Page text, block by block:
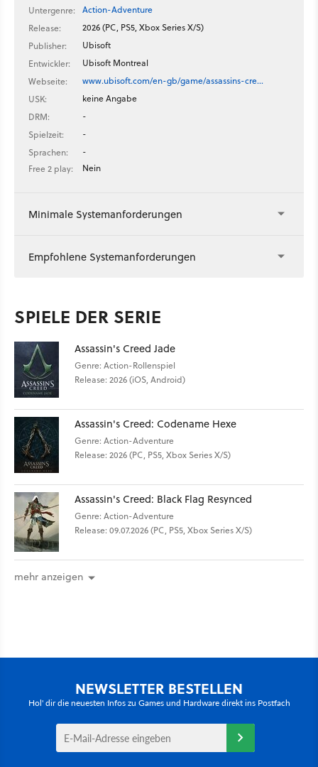
Untergenre:
Action-Adventure
Release:
2026 (PC, PS5, Xbox Series X/S)
Publisher:
Ubisoft
Entwickler:
Ubisoft Montreal
Webseite:
www.ubisoft.com/en-gb/game/assassins-cre…
USK:
keine Angabe
DRM:
-
Spielzeit:
-
Sprachen:
-
Free 2 play:
Nein
Minimale Systemanforderungen
Empfohlene Systemanforderungen
SPIELE DER SERIE
Assassin's Creed Jade
Genre: Action-Rollenspiel
Release: 2026 (iOS, Android)
Assassin's Creed: Codename Hexe
Genre: Action-Adventure
Release: 2026 (PC, PS5, Xbox Series X/S)
Assassin's Creed: Black Flag Resynced
Genre: Action-Adventure
Release: 09.07.2026 (PC, PS5, Xbox Series X/S)
mehr anzeigen
NEWSLETTER BESTELLEN
Hol' dir die neuesten Infos zu Games und Hardware direkt ins Postfach